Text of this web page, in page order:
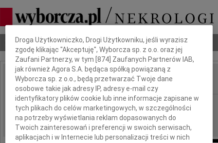
Nekrologi Odeszli Poradnik pogrzebowy
IMIĘ I NAZWISKO:
REGION: Kielce
DATA EMISJI: 12.01.2018
Dbamy o Twoją prywatność
Droga Użytkowniczko, Drogi Użytkowniku, jeśli wyrazisz
zgodę klikając "Akceptuję", Wyborcza sp. z o.o. oraz jej
Zaufani Partnerzy, w tym [874] Zaufanych Partnerów IAB,
jak również Agora S.A. będąca spółką powiązaną z
Wyborcza sp. z o.o., będą przetwarzać Twoje dane
osobowe takie jak adresy IP, adresy e-mail czy
identyfikatory plików cookie lub inne informacje zapisane w
tych plikach do celów marketingowych, w szczególności
na potrzeby wyświetlania reklam dopasowanych do
Twoich zainteresowań i preferencji w swoich serwisach,
aplikacjach i w Internecie lub personalizacji treści w nich